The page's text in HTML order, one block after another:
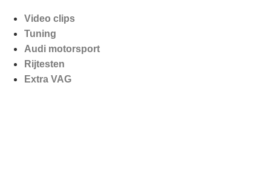
Video clips
Tuning
Audi motorsport
Rijtesten
Extra VAG